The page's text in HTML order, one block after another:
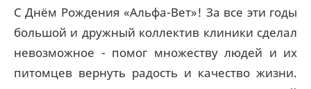
С Днём Рождения «Альфа-Вет»! За все эти годы
большой и дружный коллектив клиники сделал
невозможное - помог множеству людей и их
питомцев вернуть радость и качество жизни.